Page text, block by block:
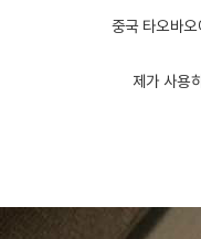
중국 타오바
제가 사용